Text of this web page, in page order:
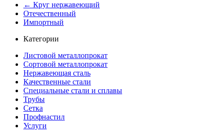
← Круг нержавеющий
Отечественный
Импортный
Категории
Листовой металлопрокат
Сортовой металлопрокат
Нержавеющая сталь
Качественные стали
Специальные стали и сплавы
Трубы
Сетка
Профнастил
Услуги